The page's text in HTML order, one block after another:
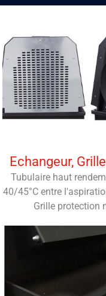
Echangeur,
Tubulaire haut
40/45°C entre
Grille protection